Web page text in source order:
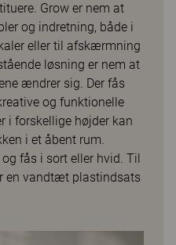
Grow er nem at
og indretning, både i
eller til afskærmning
løsning er nem at
ændrer sig. Der fås
og funktionelle
i forskellige højder kan
i et åbent rum.
fås i sort eller hvid. Til
en vandtæt plastindsats